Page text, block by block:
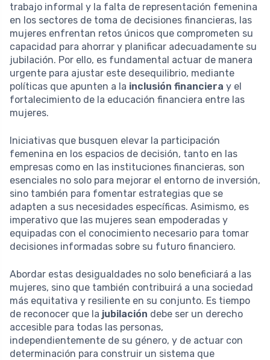
trabajo informal y la falta de representación femenina
en los sectores de toma de decisiones financieras, las
mujeres enfrentan retos únicos que comprometen su
capacidad para ahorrar y planificar adecuadamente su
jubilación. Por ello, es fundamental actuar de manera
urgente para ajustar este desequilibrio, mediante
políticas que apunten a la inclusión financiera y el
fortalecimiento de la educación financiera entre las
mujeres.
Iniciativas que busquen elevar la participación
femenina en los espacios de decisión, tanto en las
empresas como en las instituciones financieras, son
esenciales no solo para mejorar el entorno de inversión,
sino también para fomentar estrategias que se
adapten a sus necesidades específicas. Asimismo, es
imperativo que las mujeres sean empoderadas y
equipadas con el conocimiento necesario para tomar
decisiones informadas sobre su futuro financiero.
Abordar estas desigualdades no solo beneficiará a las
mujeres, sino que también contribuirá a una sociedad
más equitativa y resiliente en su conjunto. Es tiempo
de reconocer que la jubilación debe ser un derecho
accesible para todas las personas,
independientemente de su género, y de actuar con
determinación para construir un sistema que